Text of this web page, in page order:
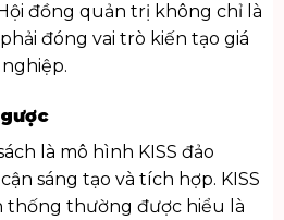
đồng quản trị không chỉ là
đóng vai trò kiến tạo giá
là mô hình KISS đảo
sáng tạo và tích hợp. KISS
thường được hiểu là